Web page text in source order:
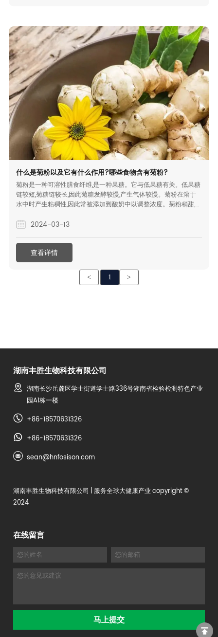
什么是菊粉以及它有什么作用?哪些食物含有菊粉?
菊粉是一种可溶性膳食纤维,是一种果糖。它与低果糖有关。低果糖
链较短,菊糖链较长,因此菊糖发酵较慢,产生气体较慢。菊粉在溶于
水中时产生粘稠性,因此常被添加到酸奶中以调整浓度。菊粉稍甜,比
2024-03-13
查看详情
< 1 >
湖南丰胜生物科技有限公司
湖南长沙岳麓区学士街道学士路336号湖南省检验检测特色产业
园A1栋一楼
+86-18570631326
+86-18570631326
sean@hnfosison.com
湖南丰胜生物科技有限公司
| 服务全球大健康产业 copyright ©
2024
在线留言